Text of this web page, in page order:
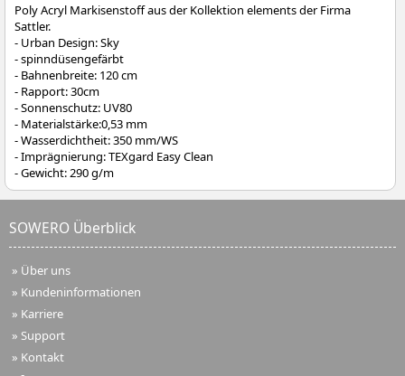
Poly Acryl Markisenstoff aus der Kollektion elements der Firma
Sattler.
- Urban Design: Sky
- spinndüsengefärbt
- Bahnenbreite: 120 cm
- Rapport: 30cm
- Sonnenschutz: UV80
- Materialstärke:0,53 mm
- Wasserdichtheit: 350 mm/WS
- Imprägnierung: TEXgard Easy Clean
- Gewicht: 290 g/m
SOWERO Überblick
» Über uns
» Kundeninformationen
» Karriere
» Support
» Kontakt